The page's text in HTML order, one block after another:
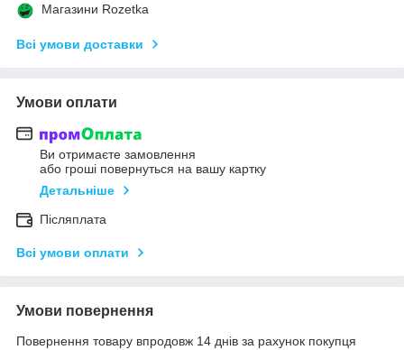
Магазини Rozetka
Всі умови доставки
Умови оплати
Ви отримаєте замовлення
або гроші повернуться на вашу картку
Детальніше
Післяплата
Всі умови оплати
Умови повернення
Повернення товару впродовж 14 днів за рахунок покупця